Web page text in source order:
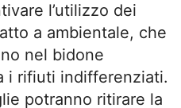
l’utilizzo dei
a ambientale, che
nel bidone
i rifiuti indifferenziati.
potranno ritirare la